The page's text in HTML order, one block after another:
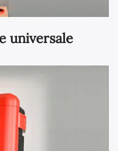
universale